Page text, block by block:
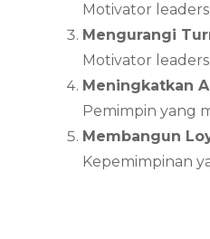
Motivator
Mengurangi
Motivator
Meningkatkan
Pemimpin yang
Membangun
Kepemimpinan